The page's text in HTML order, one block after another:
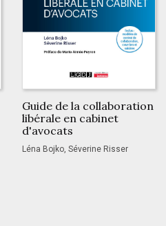
Guide de la collaboration
libérale en cabinet
d'avocats
Léna Bojko, Séverine Risser